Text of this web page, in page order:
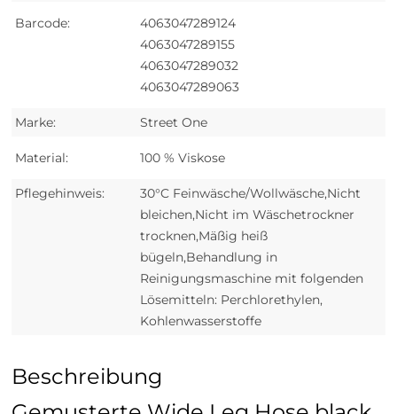
Barcode:
4063047289124
4063047289155
4063047289032
4063047289063
Marke: Street One
Material: 100 % Viskose
Pflegehinweis:
30°C Feinwäsche/Wollwäsche,Nicht
bleichen,Nicht im Wäschetrockner
trocknen,Mäßig heiß
bügeln,Behandlung in
Reinigungsmaschine mit folgenden
Lösemitteln: Perchlorethylen,
Kohlenwasserstoffe
Beschreibung